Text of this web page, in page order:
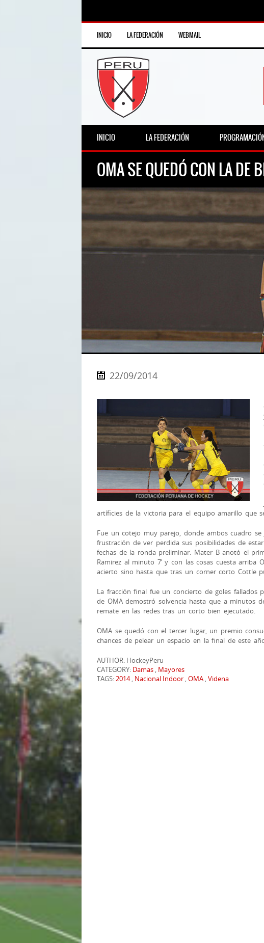
INICIO LA FEDERACIÓN WEBMAIL
INICIO LA FEDERACIÓN
OMA SE QUEDÓ CON LA DE
22/09/2014
artíficies de la victoria para el equipo amarillo que
Fue un cotejo muy parejo, donde ambos cuadro
frustración de ver perdida sus posibilidades de
fechas de la ronda preliminar. Mater B anotó el
Ramirez al minuto 7’ y con las cosas cuesta
acierto sino hasta que tras un corner corto Cottle
La fracción final fue un concierto de goles fallados
de OMA demostró solvencia hasta que a
remate en las redes tras un corto bien ejecutado.
OMA se quedó con el tercer lugar, un premio
chances de pelear un espacio en la final de este
AUTHOR: HockeyPeru
CATEGORY: Damas , Mayores
TAGS:2014, Nacional Indoor ,OMA ,Videna